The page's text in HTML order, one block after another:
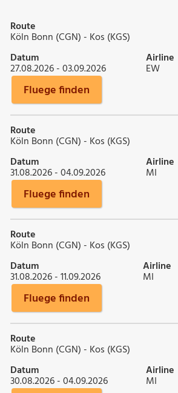
Route
Köln Bonn (CGN) - Kos (KGS)
Datum
27.08.2026 - 03.09.2026
Airline
EW
Fluege finden
Route
Köln Bonn (CGN) - Kos (KGS)
Datum
31.08.2026 - 04.09.2026
Airline
MI
Fluege finden
Route
Köln Bonn (CGN) - Kos (KGS)
Datum
31.08.2026 - 11.09.2026
Airline
MI
Fluege finden
Route
Köln Bonn (CGN) - Kos (KGS)
Datum
30.08.2026 - 04.09.2026
Airline
MI